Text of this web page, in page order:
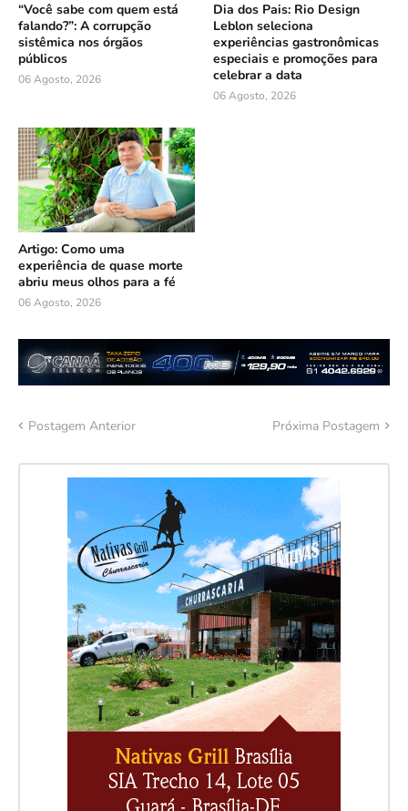
“Você sabe com quem está
falando?”: A corrupção
sistêmica nos órgãos
públicos
06 Agosto, 2026
Dia dos Pais: Rio Design
Leblon seleciona
experiências gastronômicas
especiais e promoções para
celebrar a data
06 Agosto, 2026
Artigo: Como uma
experiência de quase morte
abriu meus olhos para a fé
06 Agosto, 2026
Postagem Anterior Próxima Postagem